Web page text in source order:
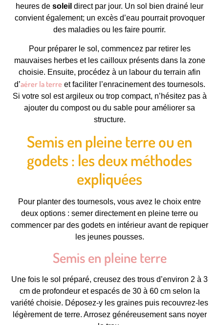
heures de soleil direct par jour. Un sol bien drainé leur
convient également; un excès d’eau pourrait provoquer
des maladies ou les faire pourrir.
Pour préparer le sol, commencez par retirer les
mauvaises herbes et les cailloux présents dans la zone
choisie. Ensuite, procédez à un labour du terrain afin
d’aérer la terre et faciliter l’enracinement des tournesols.
Si votre sol est argileux ou trop compact, n’hésitez pas à
ajouter du compost ou du sable pour améliorer sa
structure.
Semis en pleine terre ou en
godets : les deux méthodes
expliquées
Pour planter des tournesols, vous avez le choix entre
deux options : semer directement en pleine terre ou
commencer par des godets en intérieur avant de repiquer
les jeunes pousses.
Semis en pleine terre
Une fois le sol préparé, creusez des trous d’environ 2 à 3
cm de profondeur et espacés de 30 à 60 cm selon la
variété choisie. Déposez-y les graines puis recouvrez-les
légèrement de terre. Arrosez généreusement sans noyer